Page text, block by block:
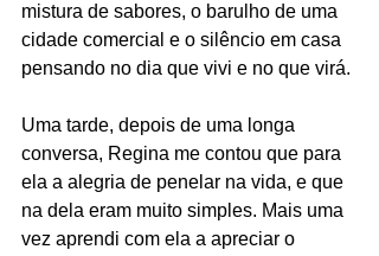
mistura de sabores, o barulho de uma
cidade comercial e o silêncio em casa
pensando no dia que vivi e no que virá.
Uma tarde, depois de uma longa
conversa, Regina me contou que para
ela a alegria de penelar na vida, e que
na dela eram muito simples. Mais uma
vez aprendi com ela a apreciar o